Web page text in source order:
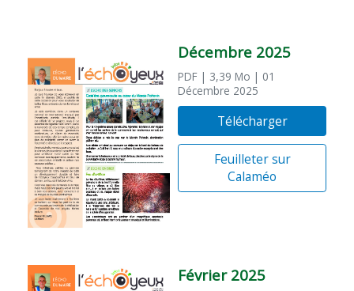
Décembre 2025
PDF | 3,39 Mo | 01
Décembre 2025
Télécharger
Feuilleter sur
Calaméo
Février 2025